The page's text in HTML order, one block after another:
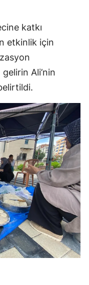
katkı
etkinlik için
Ali’nin